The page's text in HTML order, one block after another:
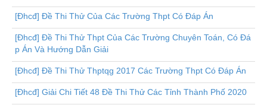
[Đhcđ] Đề Thi Thử Của Các Trường Thpt Có Đáp Án
[Đhcđ] Đề Thi Thử Thpt Của Các Trường Chuyên Toán, Có Đá
p Án Và Hướng Dẫn Giải
[Đhcđ] Đề Thi Thử Thptqg 2017 Các Trường Thpt Có Đáp Án
[Đhcđ] Giải Chi Tiết 48 Đề Thi Thử Các Tỉnh Thành Phố 2020